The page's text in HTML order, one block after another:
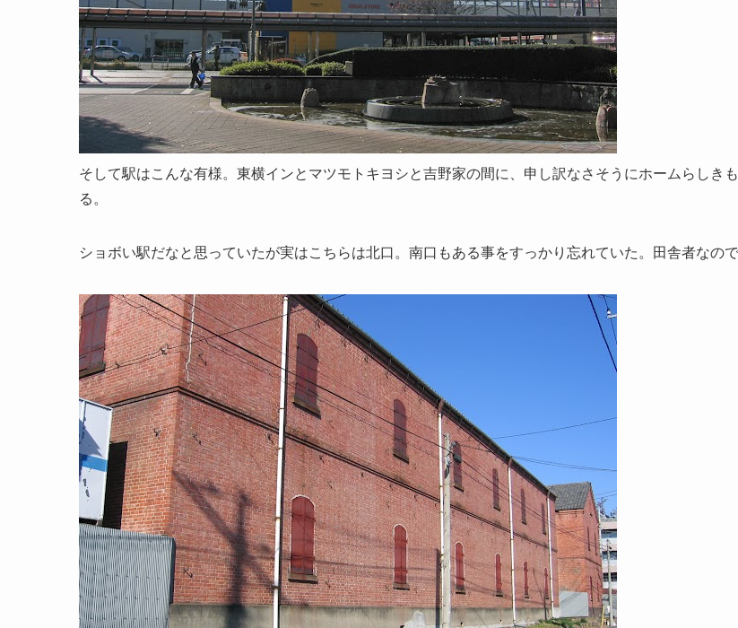
そして駅はこんな有様。東横インとマツモトキヨシと吉野家の間に、申し訳なさそうにホームらしき
る。
ショボい駅だなと思っていたが実はこちらは北口。南口もある事をすっかり忘れていた。田舎者なので